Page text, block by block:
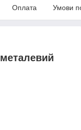
Оплата Умови
металевий